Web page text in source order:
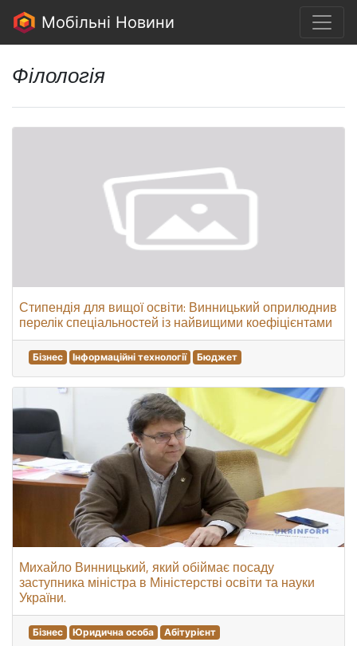
Мобільні Новини
Філологія
Стипендія для вищої освіти: Винницький оприлюднив
перелік спеціальностей із найвищими коефіцієнтами
Бізнес Інформаційні технології Бюджет
Михайло Винницький, який обіймає посаду
заступника міністра в Міністерстві освіти та науки
України.
Бізнес Юридична особа Абітурієнт